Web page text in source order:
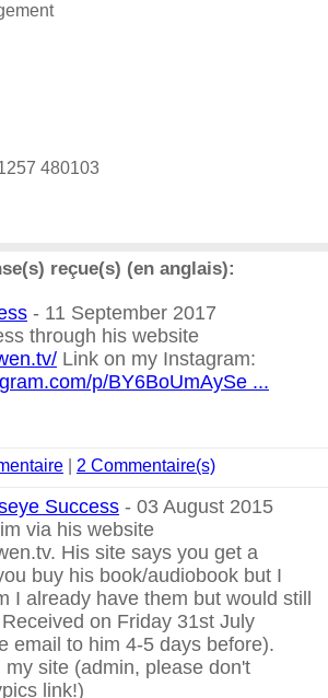
480103
reçue(s) (en anglais):
- 11 September 2017
through his website
Link on my Instagram:
p/BY6BoUmAySe ...
2 Commentaire(s)
Success - 03 August 2015
via his website
His site says you get a
buy his book/audiobook but I
I already have them but would still
on Friday 31st July
email to him 4-5 days before).
site (admin, please don't
link!)